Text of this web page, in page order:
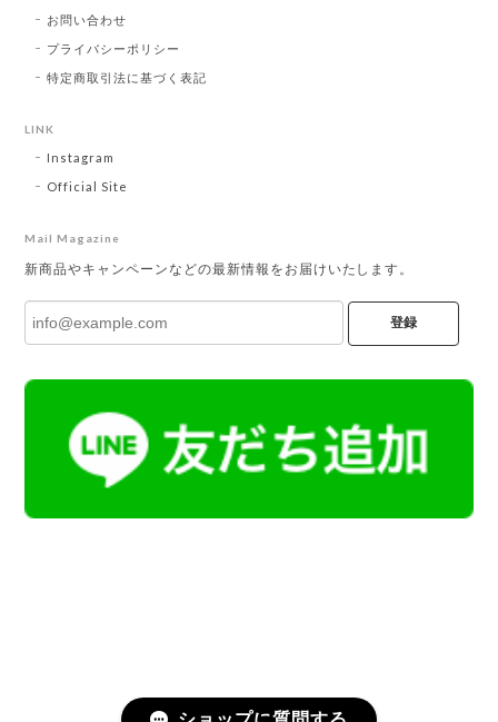
お問い合わせ
プライバシーポリシー
特定商取引法に基づく表記
LINK
Instagram
Official Site
Mail Magazine
新商品やキャンペーンなどの最新情報をお届けいたします。
登録